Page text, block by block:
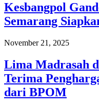
Kesbangpol
Semarang
November 21, 2025
Lima Madrasah
Terima
dari BPOM